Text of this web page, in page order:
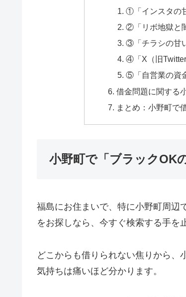
①「インスタの
②「リボ地獄と
③「チラシの甘
④「X（旧Twitter
⑤「自営業の資
借金問題に関する
まとめ：小野町で
小野町で「ブラックOK
福島にお住まいで、特に小野町周辺
をお探しなら、今すぐ検索する手を
どこからも借りられない焦りから、
気持ちは痛いほど分かります。